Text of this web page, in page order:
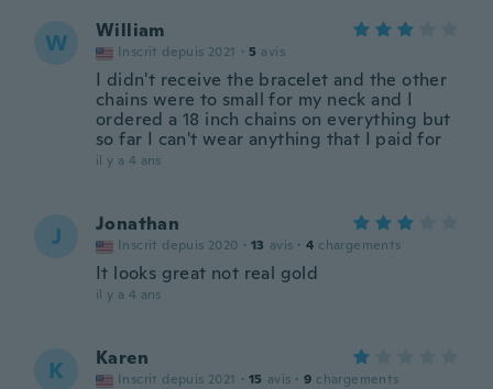
W William
Inscrit depuis 2021 · 5 avis
I didn't receive the bracelet and the other
chains were to small for my neck and I
ordered a 18 inch chains on everything but
so far I can't wear anything that I paid for
il y a 4 ans
J Jonathan
Inscrit depuis 2020 · 13 avis · 4 chargements
It looks great not real gold
il y a 4 ans
K Karen
Inscrit depuis 2021 · 15 avis · 9 chargements